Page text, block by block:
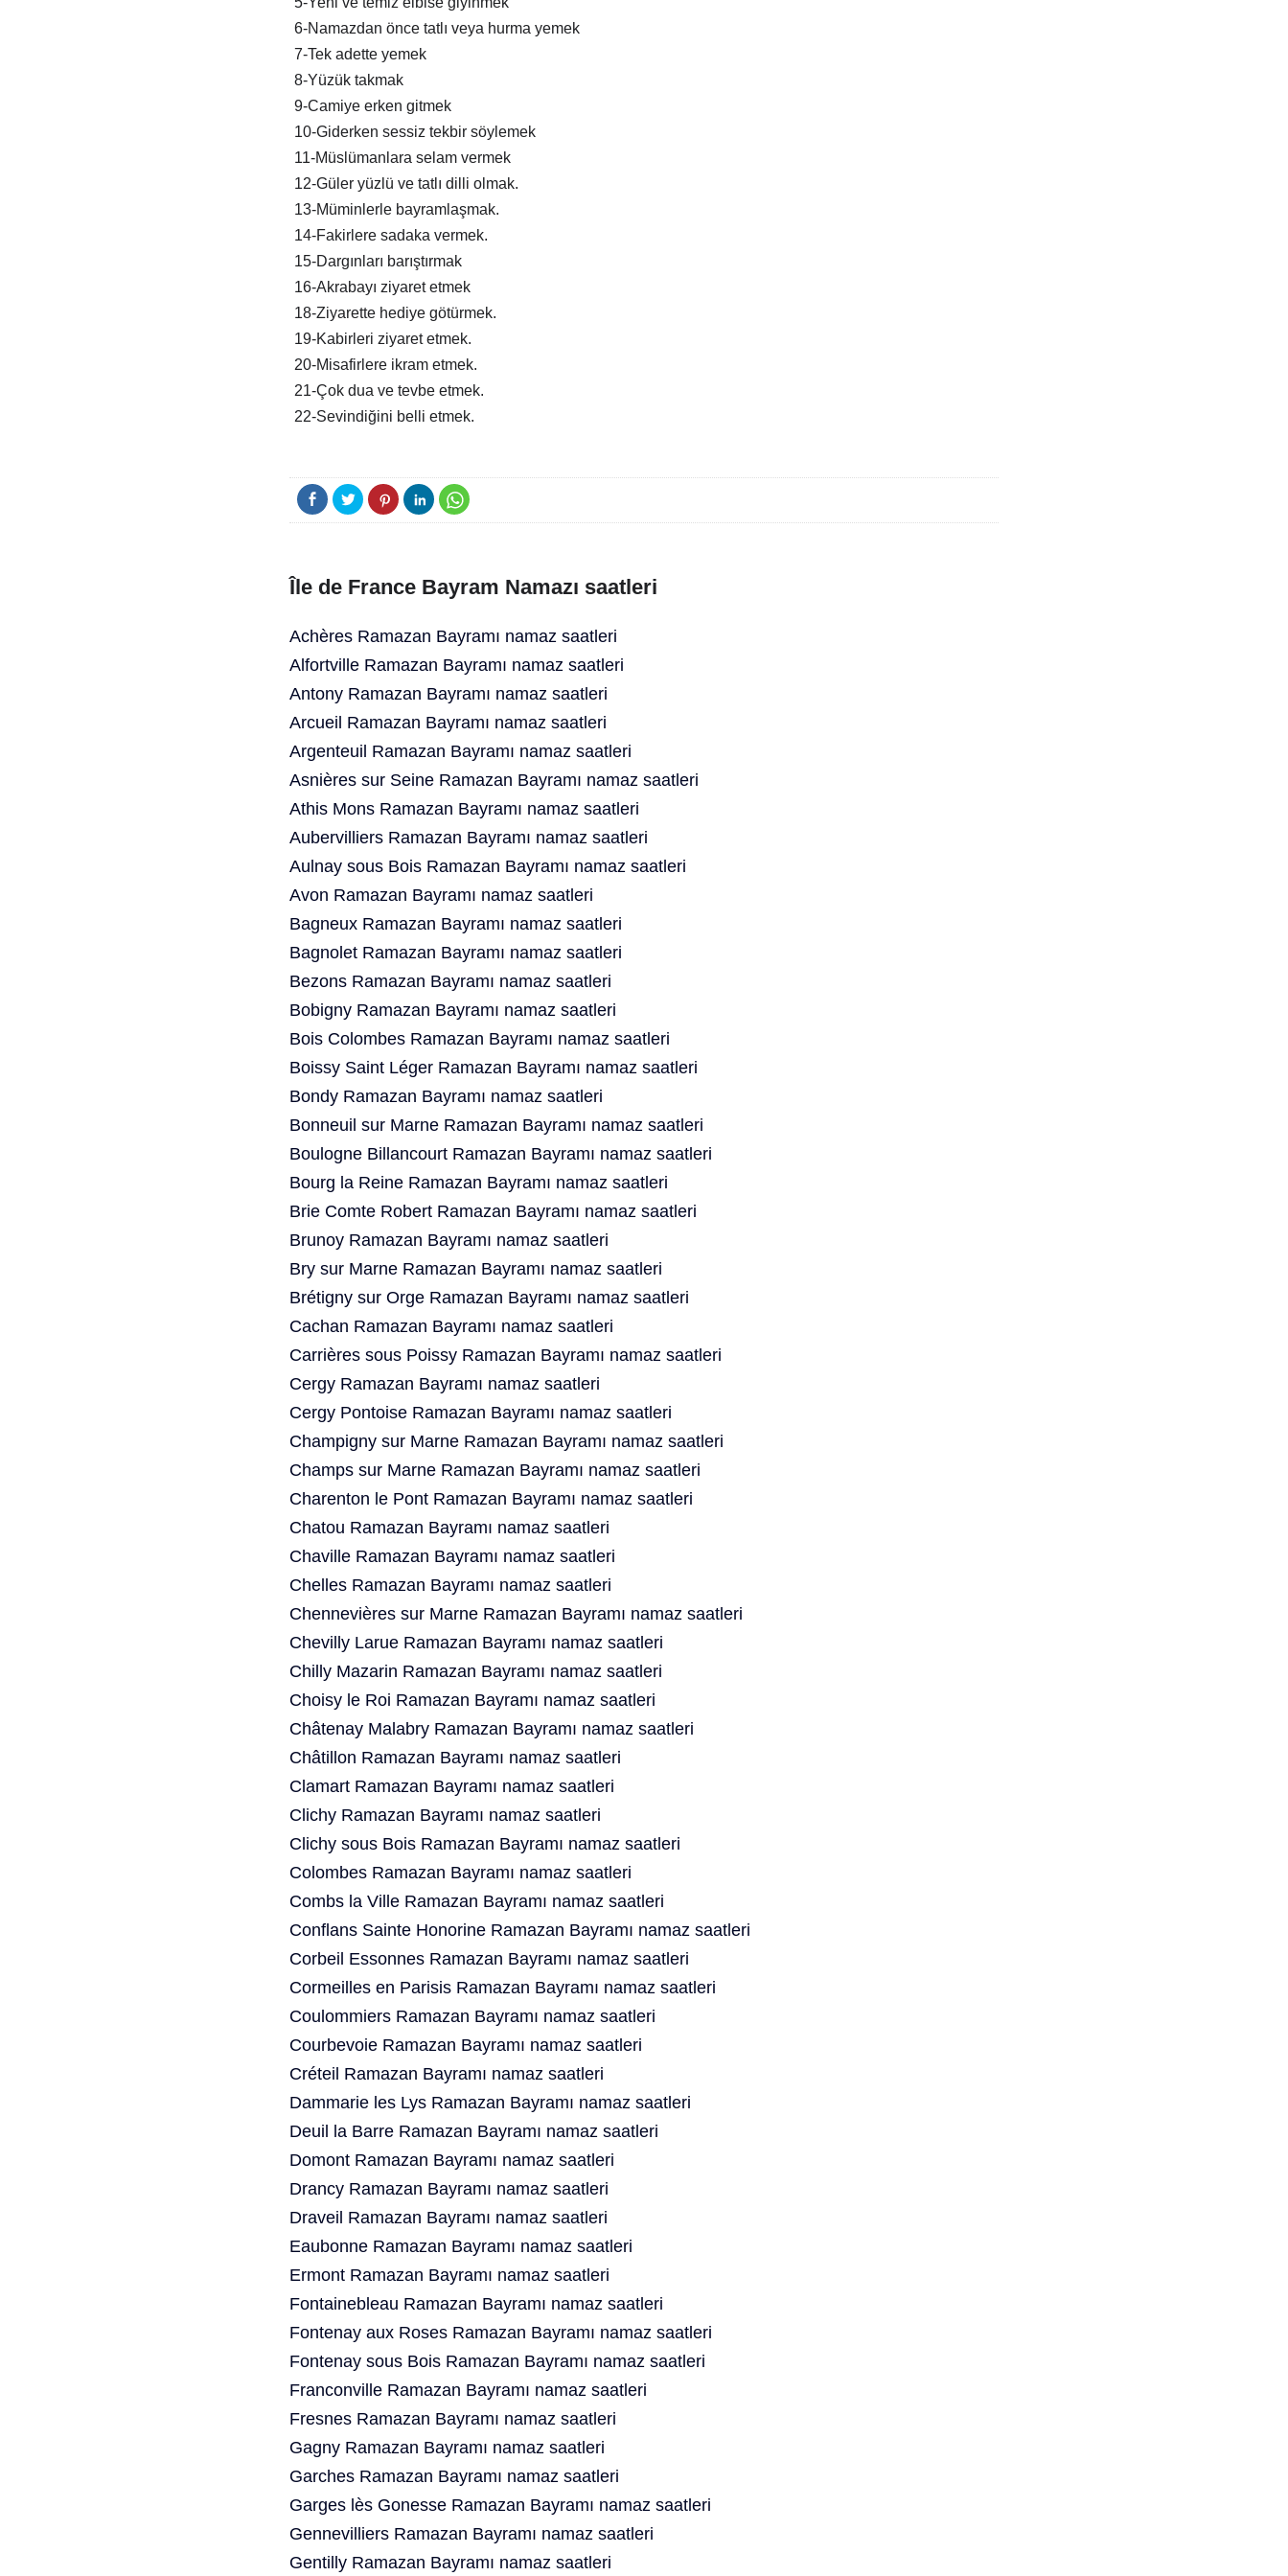
6-Namazdan önce tatlı veya hurma yemek
7-Tek adette yemek
8-Yüzük takmak
9-Camiye erken gitmek
10-Giderken sessiz tekbir söylemek
11-Müslümanlara selam vermek
12-Güler yüzlü ve tatlı dilli olmak.
13-Müminlerle bayramlaşmak.
14-Fakirlere sadaka vermek.
15-Dargınları barıştırmak
16-Akrabayı ziyaret etmek
18-Ziyarette hediye götürmek.
19-Kabirleri ziyaret etmek.
20-Misafirlere ikram etmek.
21-Çok dua ve tevbe etmek.
22-Sevindiğini belli etmek.
Île de France Bayram Namazı saatleri
Achères Ramazan Bayramı namaz saatleri
Alfortville Ramazan Bayramı namaz saatleri
Antony Ramazan Bayramı namaz saatleri
Arcueil Ramazan Bayramı namaz saatleri
Argenteuil Ramazan Bayramı namaz saatleri
Asnières sur Seine Ramazan Bayramı namaz saatleri
Athis Mons Ramazan Bayramı namaz saatleri
Aubervilliers Ramazan Bayramı namaz saatleri
Aulnay sous Bois Ramazan Bayramı namaz saatleri
Avon Ramazan Bayramı namaz saatleri
Bagneux Ramazan Bayramı namaz saatleri
Bagnolet Ramazan Bayramı namaz saatleri
Bezons Ramazan Bayramı namaz saatleri
Bobigny Ramazan Bayramı namaz saatleri
Bois Colombes Ramazan Bayramı namaz saatleri
Boissy Saint Léger Ramazan Bayramı namaz saatleri
Bondy Ramazan Bayramı namaz saatleri
Bonneuil sur Marne Ramazan Bayramı namaz saatleri
Boulogne Billancourt Ramazan Bayramı namaz saatleri
Bourg la Reine Ramazan Bayramı namaz saatleri
Brie Comte Robert Ramazan Bayramı namaz saatleri
Brunoy Ramazan Bayramı namaz saatleri
Bry sur Marne Ramazan Bayramı namaz saatleri
Brétigny sur Orge Ramazan Bayramı namaz saatleri
Cachan Ramazan Bayramı namaz saatleri
Carrières sous Poissy Ramazan Bayramı namaz saatleri
Cergy Ramazan Bayramı namaz saatleri
Cergy Pontoise Ramazan Bayramı namaz saatleri
Champigny sur Marne Ramazan Bayramı namaz saatleri
Champs sur Marne Ramazan Bayramı namaz saatleri
Charenton le Pont Ramazan Bayramı namaz saatleri
Chatou Ramazan Bayramı namaz saatleri
Chaville Ramazan Bayramı namaz saatleri
Chelles Ramazan Bayramı namaz saatleri
Chennevières sur Marne Ramazan Bayramı namaz saatleri
Chevilly Larue Ramazan Bayramı namaz saatleri
Chilly Mazarin Ramazan Bayramı namaz saatleri
Choisy le Roi Ramazan Bayramı namaz saatleri
Châtenay Malabry Ramazan Bayramı namaz saatleri
Châtillon Ramazan Bayramı namaz saatleri
Clamart Ramazan Bayramı namaz saatleri
Clichy Ramazan Bayramı namaz saatleri
Clichy sous Bois Ramazan Bayramı namaz saatleri
Colombes Ramazan Bayramı namaz saatleri
Combs la Ville Ramazan Bayramı namaz saatleri
Conflans Sainte Honorine Ramazan Bayramı namaz saatleri
Corbeil Essonnes Ramazan Bayramı namaz saatleri
Cormeilles en Parisis Ramazan Bayramı namaz saatleri
Coulommiers Ramazan Bayramı namaz saatleri
Courbevoie Ramazan Bayramı namaz saatleri
Créteil Ramazan Bayramı namaz saatleri
Dammarie les Lys Ramazan Bayramı namaz saatleri
Deuil la Barre Ramazan Bayramı namaz saatleri
Domont Ramazan Bayramı namaz saatleri
Drancy Ramazan Bayramı namaz saatleri
Draveil Ramazan Bayramı namaz saatleri
Eaubonne Ramazan Bayramı namaz saatleri
Ermont Ramazan Bayramı namaz saatleri
Fontainebleau Ramazan Bayramı namaz saatleri
Fontenay aux Roses Ramazan Bayramı namaz saatleri
Fontenay sous Bois Ramazan Bayramı namaz saatleri
Franconville Ramazan Bayramı namaz saatleri
Fresnes Ramazan Bayramı namaz saatleri
Gagny Ramazan Bayramı namaz saatleri
Garches Ramazan Bayramı namaz saatleri
Garges lès Gonesse Ramazan Bayramı namaz saatleri
Gennevilliers Ramazan Bayramı namaz saatleri
Gentilly Ramazan Bayramı namaz saatleri